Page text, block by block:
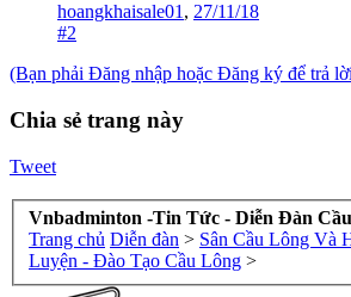
hoangkhaisale01 , 27/11/18
#2
(Bạn phải Đăng nhập hoặc Đăng ký để trả
Chia sẻ trang này
Tweet
Vnbadminton -Tin Tức - Diễn Đàn
Trang chủ Diễn đàn > Sân Cầu Lông Và
Luyện - Đào Tạo Cầu Lông >